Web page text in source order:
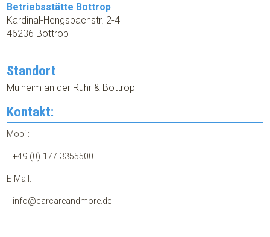
Betriebsstätte Bottrop
Kardinal-Hengsbachstr. 2-4
46236 Bottrop
Standort
Mülheim an der Ruhr & Bottrop
Kontakt:
Mobil:
+49 (0) 177 3355500
E-Mail:
info@carcareandmore.de